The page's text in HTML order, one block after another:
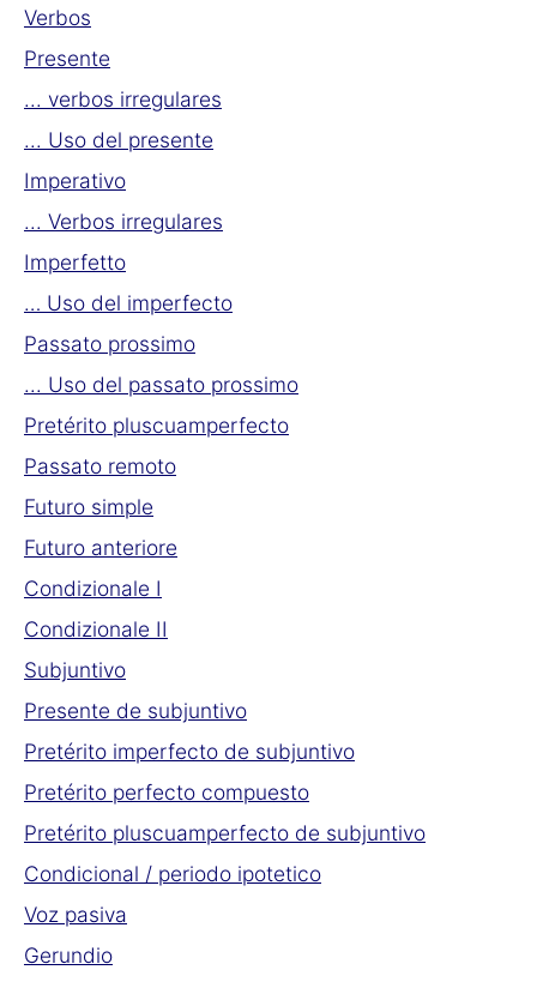
Verbos
Presente
... verbos irregulares
... Uso del presente
Imperativo
... Verbos irregulares
Imperfetto
… Uso del imperfecto
Passato prossimo
... Uso del passato prossimo
Pretérito pluscuamperfecto
Passato remoto
Futuro simple
Futuro anteriore
Condizionale I
Condizionale II
Subjuntivo
Presente de subjuntivo
Pretérito imperfecto de subjuntivo
Pretérito perfecto compuesto
Pretérito pluscuamperfecto de subjuntivo
Condicional / periodo ipotetico
Voz pasiva
Gerundio